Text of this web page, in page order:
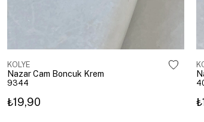
KOLYE
Nazar Cam Boncuk Krem
9344
₺19,90